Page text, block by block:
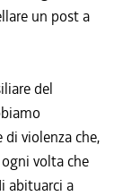
un post a
del
violenza che,
volta che
abituarci a